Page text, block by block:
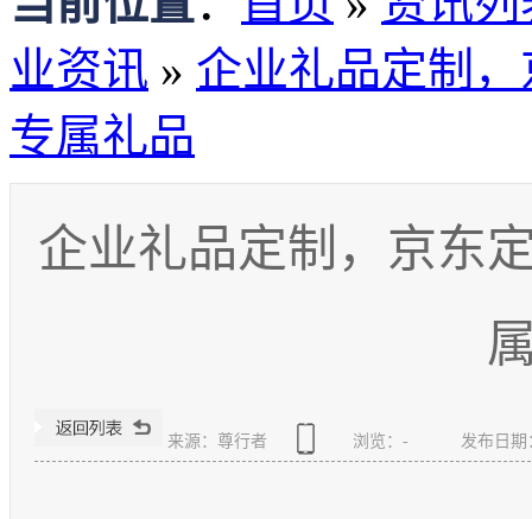
业资讯 » 企业礼品定制
专属礼品
企业礼品定制，京东
来源：尊行者 浏览： - 发布日期